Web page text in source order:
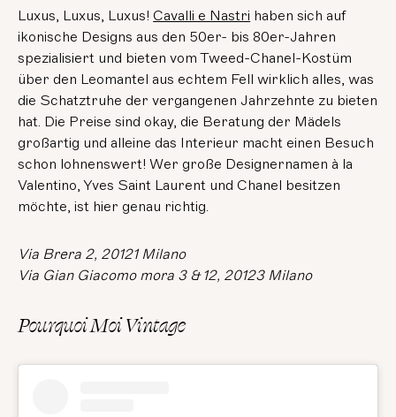
Luxus, Luxus, Luxus!Cavalli e Nastri haben sich auf
ikonische Designs aus den 50er- bis 80er-Jahren
spezialisiert und bieten vom Tweed-Chanel-Kostüm
über den Leomantel aus echtem Fell wirklich alles, was
die Schatztruhe der vergangenen Jahrzehnte zu bieten
hat. Die Preise sind okay, die Beratung der Mädels
großartig und alleine das Interieur macht einen Besuch
schon lohnenswert! Wer große Designernamen à la
Valentino, Yves Saint Laurent und Chanel besitzen
möchte, ist hier genau richtig.
Via Brera 2, 20121 Milano
Via Gian Giacomo mora 3 & 12, 20123 Milano
Pourquoi Moi Vintage